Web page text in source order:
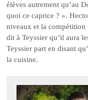
élèves autrement qu’au
quoi ce caprice ? ».
niveaux et la compétition
dit à Teyssier qu’il aura
Teyssier part en disant
la cuisine.